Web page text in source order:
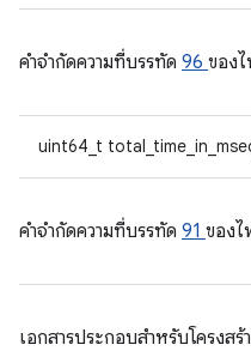
คําจํากัดความที่บรรทัด 96 ของ
uint64_t
คําจํากัดความที่บรรทัด 91 ของ
เอกสารประกอบสำหรับโครงส